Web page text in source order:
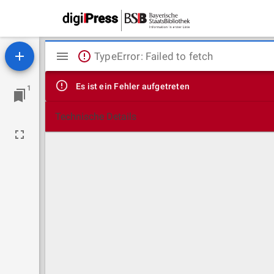
1
Mirador
Viewer
TypeError: Failed to fetch
Es ist ein Fehler aufgetreten
Technische Details